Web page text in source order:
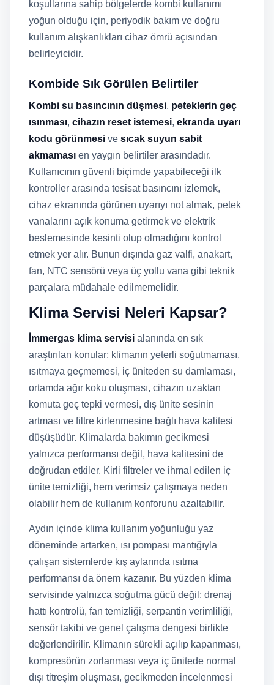
koşullarına sahip bölgelerde kombi kullanımı
yoğun olduğu için, periyodik bakım ve doğru
kullanım alışkanlıkları cihaz ömrü açısından
belirleyicidir.
Kombide Sık Görülen Belirtiler
Kombi su basıncının düşmesi, peteklerin geç
ısınması, cihazın reset istemesi, ekranda uyarı
kodu görünmesi ve sıcak suyun sabit
akmaması en yaygın belirtiler arasındadır.
Kullanıcının güvenli biçimde yapabileceği ilk
kontroller arasında tesisat basıncını izlemek,
cihaz ekranında görünen uyarıyı not almak, petek
vanalarını açık konuma getirmek ve elektrik
beslemesinde kesinti olup olmadığını kontrol
etmek yer alır. Bunun dışında gaz valfi, anakart,
fan, NTC sensörü veya üç yollu vana gibi teknik
parçalara müdahale edilmemelidir.
Klima Servisi Neleri Kapsar?
İmmergas klima servisi alanında en sık
araştırılan konular; klimanın yeterli soğutmaması,
ısıtmaya geçmemesi, iç üniteden su damlaması,
ortamda ağır koku oluşması, cihazın uzaktan
komuta geç tepki vermesi, dış ünite sesinin
artması ve filtre kirlenmesine bağlı hava kalitesi
düşüşüdür. Klimalarda bakımın gecikmesi
yalnızca performansı değil, hava kalitesini de
doğrudan etkiler. Kirli filtreler ve ihmal edilen iç
ünite temizliği, hem verimsiz çalışmaya neden
olabilir hem de kullanım konforunu azaltabilir.
Aydın içinde klima kullanım yoğunluğu yaz
döneminde artarken, ısı pompası mantığıyla
çalışan sistemlerde kış aylarında ısıtma
performansı da önem kazanır. Bu yüzden klima
servisinde yalnızca soğutma gücü değil; drenaj
hattı kontrolü, fan temizliği, serpantin verimliliği,
sensör takibi ve genel çalışma dengesi birlikte
değerlendirilir. Klimanın sürekli açılıp kapanması,
kompresörün zorlanması veya iç ünitede normal
dışı titreşim oluşması, gecikmeden incelenmesi